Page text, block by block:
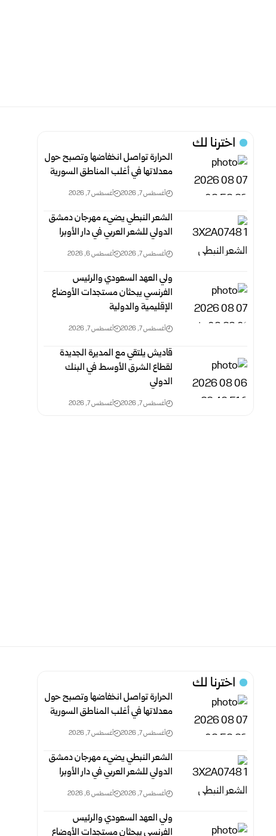
اخترنا لك
الحرارة تواصل انخفاضها وتصبح حول
معدلاتها في أغلب المناطق السورية‎ ‎
أغسطس 7, 2026 أغسطس 7, 2026
الشعر النبطي يضيء مهرجان دمشق
الدولي للشعر العربي في دار الأوبرا
أغسطس 7, 2026 أغسطس 6, 2026
ولي العهد السعودي والرئيس
الفرنسي يبحثان مستجدات الأوضاع
الإقليمية والدولية
أغسطس 7, 2026 أغسطس 7, 2026
قاديش يلتقي مع المديرة الجديدة
لقطاع الشرق الأوسط في البنك
الدولي
أغسطس 7, 2026 أغسطس 7, 2026
اخترنا لك
الحرارة تواصل انخفاضها وتصبح حول
معدلاتها في أغلب المناطق السورية‎ ‎
أغسطس 7, 2026 أغسطس 7, 2026
الشعر النبطي يضيء مهرجان دمشق
الدولي للشعر العربي في دار الأوبرا
أغسطس 7, 2026 أغسطس 6, 2026
ولي العهد السعودي والرئيس
الفرنسي يبحثان مستجدات الأوضاع